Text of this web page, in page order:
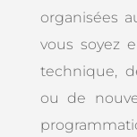
organisées
vous soyez
technique,
ou de